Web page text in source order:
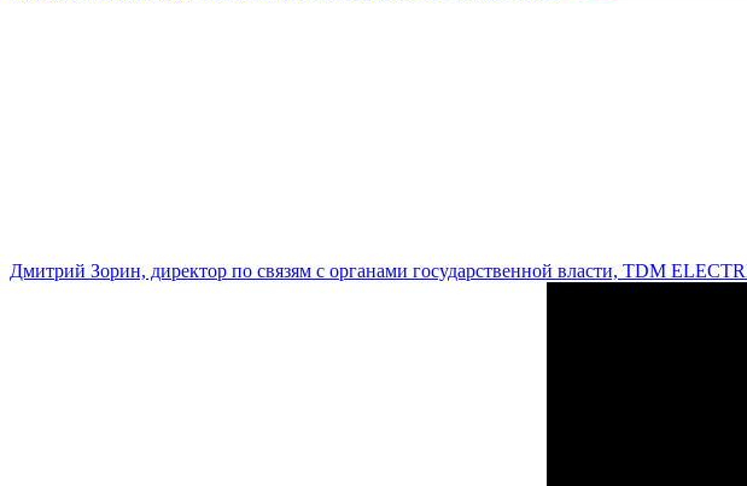
Дмитрий Зорин, директор по связям с органами государственной власти, TDM